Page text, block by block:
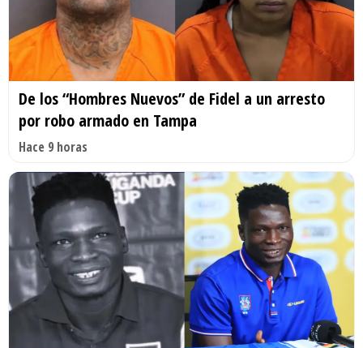
De los “Hombres Nuevos” de Fidel a un arresto
por robo armado en Tampa
Hace 9 horas